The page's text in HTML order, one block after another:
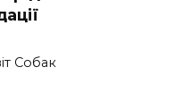
Собак